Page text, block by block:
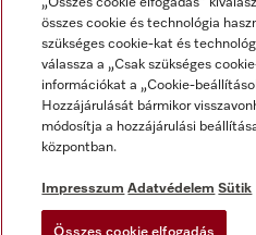
Impresszum
ÁSZF
Adatvédelem
Felhasználási feltételek
Akadálymentességi Nyilatkozat
Digitális Szolgáltatásokról szóló
összes cookie és technológia
szükséges cookie-kat és
válassza a „Csak szükséges
információkat a „Cookie-
Hozzájárulását bármikor
módosítja a hozzájárulási
központban.
Impresszum Adatvédelem Sütik